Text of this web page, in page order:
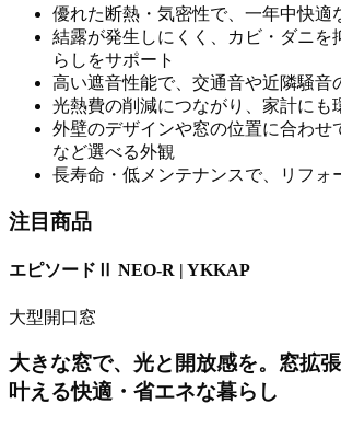
優れた断熱・気密性で、一年中快適
結露が発生しにくく、カビ・ダニを
らしをサポート
高い遮音性能で、交通音や近隣騒音
光熱費の削減につながり、家計にも
外壁のデザインや窓の位置に合わせ
など選べる外観
長寿命・低メンテナンスで、リフォ
注目商品
エピソードⅡ NEO-R | YKKAP
大型開口窓
大きな窓で、光と開放感を。窓拡
叶える快適・省エネな暮らし